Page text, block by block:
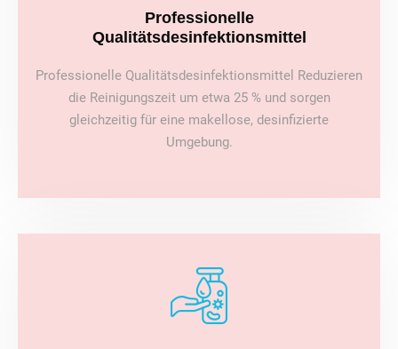
Professionelle
Qualitätsdesinfektionsmittel
Professionelle Qualitätsdesinfektionsmittel Reduzieren
die Reinigungszeit um etwa 25 % und sorgen
gleichzeitig für eine makellose, desinfizierte
Umgebung.